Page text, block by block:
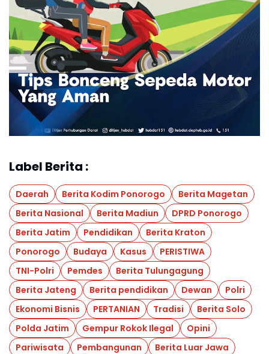
Label Berita :
Daerah Berita Kodim Ponorogo
Berita Magetan
Berita Nasional
Berita Madiun
DPRD Ponorogo
Berita Jatim
Pendidikan
Berita Kraton
Ponorogo
Budaya Kasus
PERISTIWA
TNI-Polri
Pemdes
Berita Tulungagung
Berita Jateng
Berita pendidikan Dewan
Polri
Ekonomi Bisnis
PERTANIAN Tradisi
Berita Solo
Polda Jatim
Gempur Rokok Ilegal
Opini
Pariwisata
Pembangunan
Berita Luar Jawa